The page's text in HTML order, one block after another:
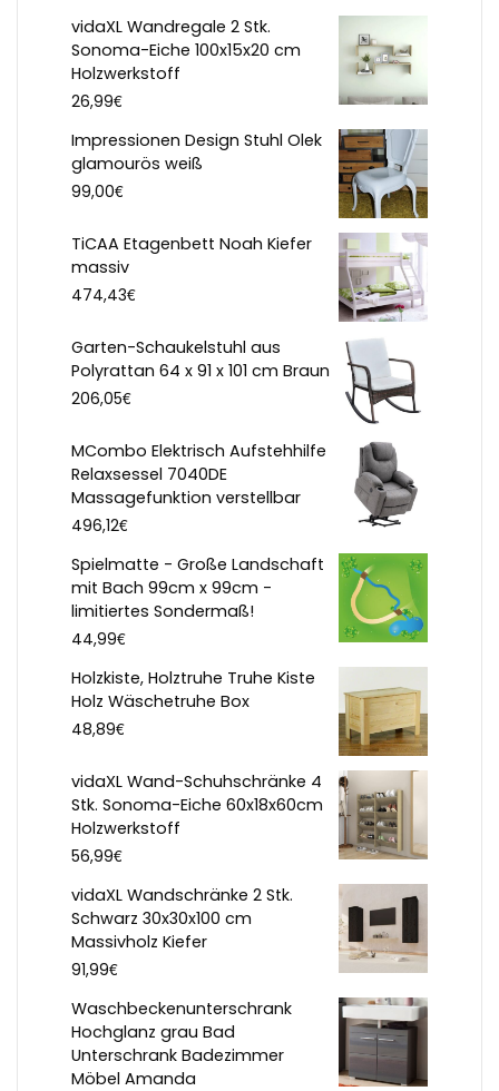
vidaXL Wandregale 2 Stk.
Sonoma-Eiche 100x15x20 cm
Holzwerkstoff
26,99€
Impressionen Design Stuhl Olek
glamourös weiß
99,00€
TiCAA Etagenbett Noah Kiefer
massiv
474,43€
Garten-Schaukelstuhl aus
Polyrattan 64 x 91 x 101 cm Braun
206,05€
MCombo Elektrisch Aufstehhilfe
Relaxsessel 7040DE
Massagefunktion verstellbar
496,12€
Spielmatte - Große Landschaft
mit Bach 99cm x 99cm -
limitiertes Sondermaß!
44,99€
Holzkiste, Holztruhe Truhe Kiste
Holz Wäschetruhe Box
48,89€
vidaXL Wand-Schuhschränke 4
Stk. Sonoma-Eiche 60x18x60cm
Holzwerkstoff
56,99€
vidaXL Wandschränke 2 Stk.
Schwarz 30x30x100 cm
Massivholz Kiefer
91,99€
Waschbeckenunterschrank
Hochglanz grau Bad
Unterschrank Badezimmer
Möbel Amanda